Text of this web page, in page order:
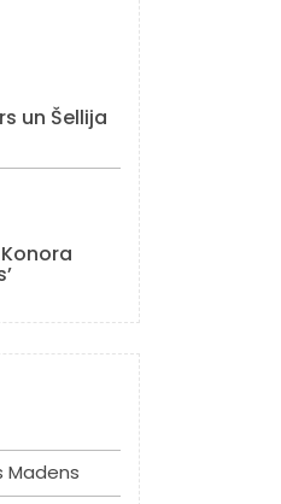
un Šellija
Madens